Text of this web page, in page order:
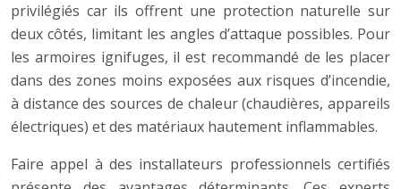
privilégiés car ils offrent une protection naturelle sur
deux côtés, limitant les angles d’attaque possibles. Pour
les armoires ignifuges, il est recommandé de les placer
dans des zones moins exposées aux risques d’incendie,
à distance des sources de chaleur (chaudières, appareils
électriques) et des matériaux hautement inflammables.
Faire appel à des installateurs professionnels certifiés